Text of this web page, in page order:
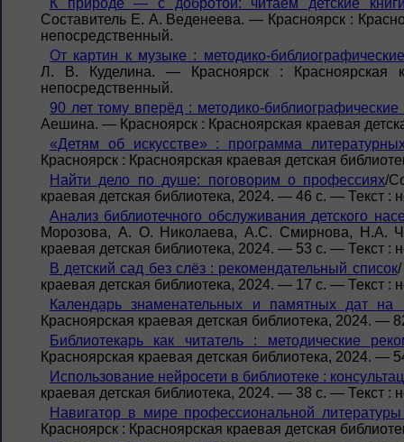
К природе — с добротой: читаем детские
Составитель Е. А. Веденеева. — Красноярск :
непосредственный.
От картин к музыке : методико-
Л. В. Куделина. — Красноярск :
непосредственный.
90 лет тому вперёд : методико-
Аешина. — Красноярск : Красноярская краевая
«Детям об искусстве» : программа
Красноярск : Красноярская краевая детская
Найти дело по душе: поговорим о профессиях/
краевая детская библиотека, 2024. — 46 с. — Текст :
Анализ библиотечного обслуживания детского
Морозова, А. О. Николаева, А.С. Смирнова, Н.А.
краевая детская библиотека, 2024. — 53 с. — Текст :
В детский сад без слёз : рекомендательный список/
краевая детская библиотека, 2024. — 17 с. — Текст :
Календарь знаменательных и памятных дат
Красноярская краевая детская библиотека, 2024. —
Библиотекарь как читатель : методические
Красноярская краевая детская библиотека, 2024. —
Использование нейросети в библиотеке :
краевая детская библиотека, 2024. — 38 с. — Текст :
Навигатор в мире профессиональной
Красноярск : Красноярская краевая детская